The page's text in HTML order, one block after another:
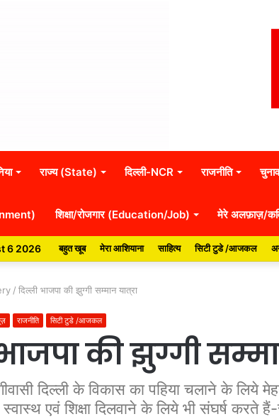
राज्य (State) दिल्ली-NCR राजनीति
शिक्षा/रोजगार (Education/Job) मेरे अलफ़ाज़/
6 2026 बहुत खूब मेरा आशियाना साहित्य सिटी टुडे /आजकल
/ दिल्ली भाजपा की झुग्गी सम्मान यात्रा
राजनीति सिटी टुडे /आजकल
की झुग्गी
दिल्ली के विकास का पहिया चलाने के लिये
स्वास्थ एवं शिक्षा दिलवाने के लिये भी संघर्ष करते